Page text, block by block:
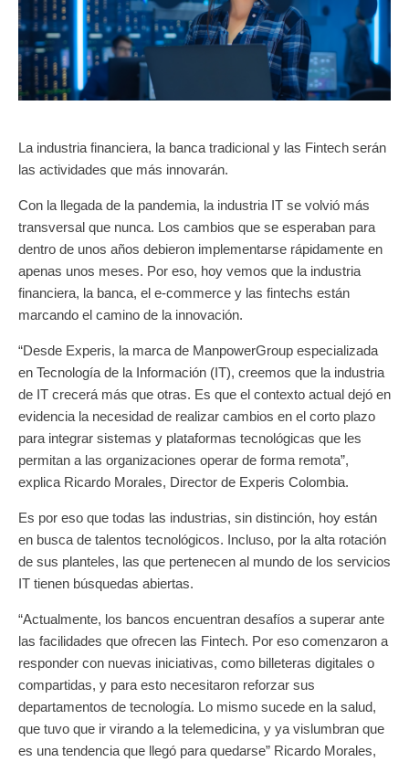
La industria financiera, la banca tradicional y las Fintech serán
las actividades que más innovarán.
Con la llegada de la pandemia, la industria IT se volvió más
transversal que nunca. Los cambios que se esperaban para
dentro de unos años debieron implementarse rápidamente en
apenas unos meses. Por eso, hoy vemos que la industria
financiera, la banca, el e-commerce y las fintechs están
marcando el camino de la innovación.
“Desde Experis, la marca de ManpowerGroup especializada
en Tecnología de la Información (IT), creemos que la industria
de IT crecerá más que otras. Es que el contexto actual dejó en
evidencia la necesidad de realizar cambios en el corto plazo
para integrar sistemas y plataformas tecnológicas que les
permitan a las organizaciones operar de forma remota”,
explica Ricardo Morales, Director de Experis Colombia.
Es por eso que todas las industrias, sin distinción, hoy están
en busca de talentos tecnológicos. Incluso, por la alta rotación
de sus planteles, las que pertenecen al mundo de los servicios
IT tienen búsquedas abiertas.
“Actualmente, los bancos encuentran desafíos a superar ante
las facilidades que ofrecen las Fintech. Por eso comenzaron a
responder con nuevas iniciativas, como billeteras digitales o
compartidas, y para esto necesitaron reforzar sus
departamentos de tecnología. Lo mismo sucede en la salud,
que tuvo que ir virando a la telemedicina, y ya vislumbran que
es una tendencia que llegó para quedarse” Ricardo Morales,